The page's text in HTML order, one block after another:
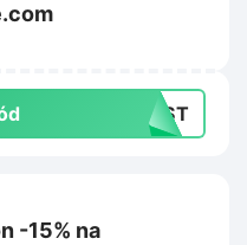
IRST
-15% na